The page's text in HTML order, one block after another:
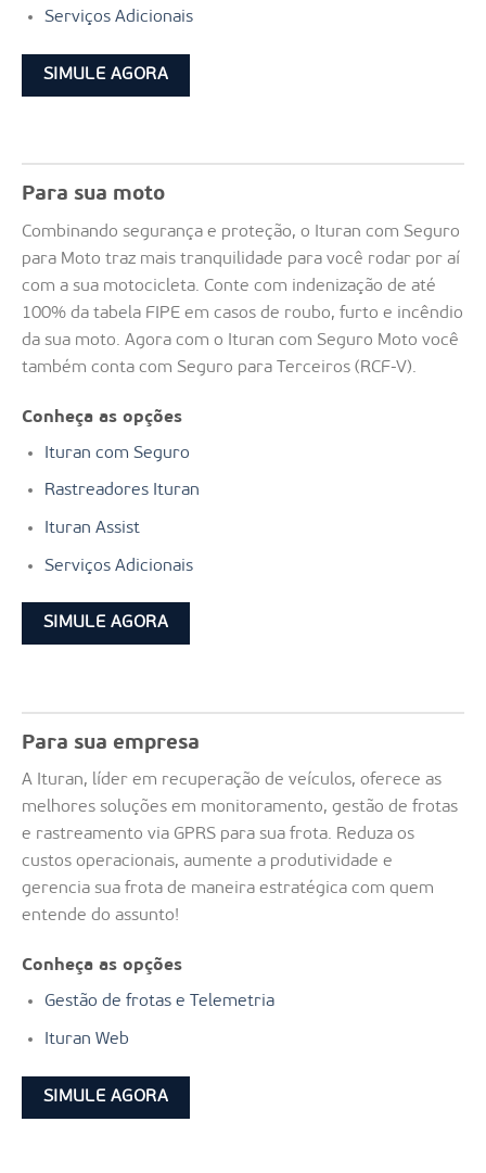
Serviços Adicionais
SIMULE AGORA
Para sua moto
Combinando segurança e proteção, o Ituran com Seguro
para Moto traz mais tranquilidade para você rodar por aí
com a sua motocicleta. Conte com indenização de até
100% da tabela FIPE em casos de roubo, furto e incêndio
da sua moto. Agora com o Ituran com Seguro Moto você
também conta com Seguro para Terceiros (RCF-V).
Conheça as opções
Ituran com Seguro
Rastreadores Ituran
Ituran Assist
Serviços Adicionais
SIMULE AGORA
Para sua empresa
A Ituran, líder em recuperação de veículos, oferece as
melhores soluções em monitoramento, gestão de frotas
e rastreamento via GPRS para sua frota. Reduza os
custos operacionais, aumente a produtividade e
gerencia sua frota de maneira estratégica com quem
entende do assunto!
Conheça as opções
Gestão de frotas e Telemetria
Ituran Web
SIMULE AGORA